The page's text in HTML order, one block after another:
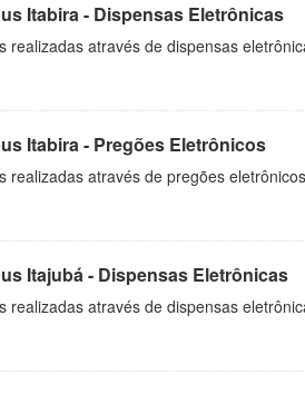
Itabira - Dispensas Eletrônicas
realizadas através de dispensas
Itabira - Pregões Eletrônicos
realizadas através de pregões
Itajubá - Dispensas Eletrônicas
realizadas através de dispensas